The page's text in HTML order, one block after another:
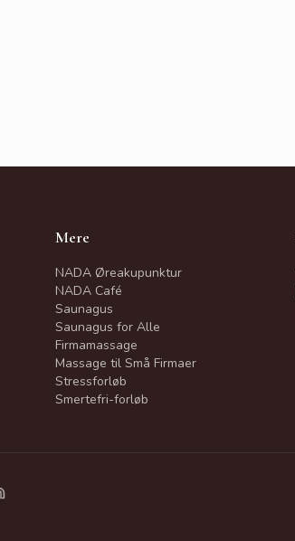
Mere
NADA Øreakupunktur
NADA Café
Saunagus
Saunagus for Alle
Firmamassage
Massage til Små Firmaer
Stressforløb
Smertefri-forløb